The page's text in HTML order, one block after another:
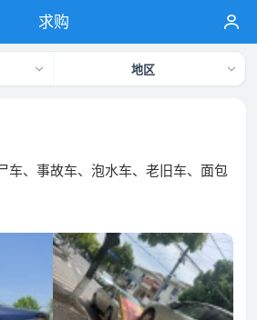
求购
地区
车、事故车、泡水车、老旧车、面包